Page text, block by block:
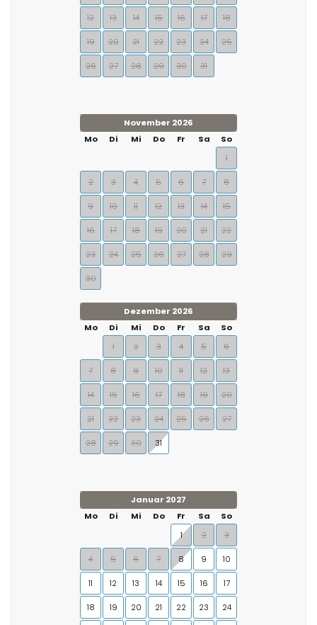
12 13 14 15 16 17 18
19 20 21 22 23 24 25
26 27 28 29 30 31
November 2026
Mo
Di Mi Do Fr Sa
So
1
2 3 4 5 6 7 8
9 10 11 12 13 14 15
16 17 18 19 20 21 22
23 24 25 26 27 28 29
30
Dezember 2026
Mo
Di Mi Do Fr Sa
So
1
2 3 4 5 6
7 8 9 10 11 12 13
14 15 16 17 18 19 20
21 22 23 24 25 26 27
28 29 30 31
Januar 2027
Mo
Di Mi Do Fr Sa
So
1
2 3
4 5 6 7 8 9 10
11 12 13 14 15 16 17
18 19 20 21 22 23 24